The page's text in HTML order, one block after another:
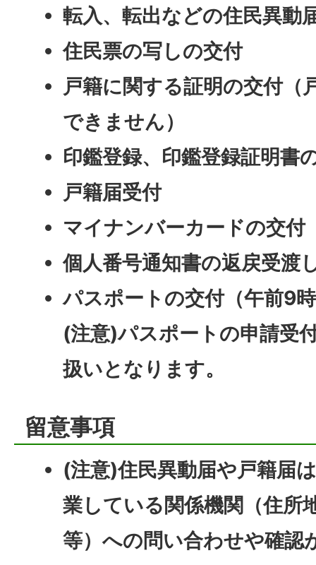
転入、転出などの住民異動
住民票の写しの交付
戸籍に関する証明の交付（
できません）
印鑑登録、印鑑登録証明書
戸籍届受付
マイナンバーカードの交付
個人番号通知書の返戻受渡
パスポートの交付（午前9
(注意)パスポートの申請受
扱いとなります。
留意事項
(注意)住民異動届や戸籍届
業している関係機関（住所
等）への問い合わせや確認